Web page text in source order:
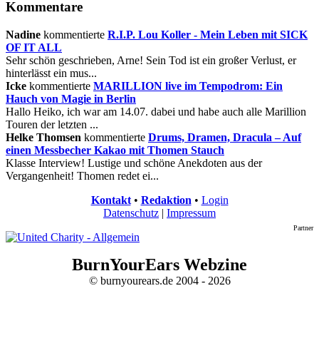
Kommentare
Nadine kommentierte R.I.P. Lou Koller - Mein Leben mit SICK
OF IT ALL
Sehr schön geschrieben, Arne! Sein Tod ist ein großer Verlust, er
hinterlässt ein mus...
Icke kommentierte MARILLION live im Tempodrom: Ein
Hauch von Magie in Berlin
Hallo Heiko, ich war am 14.07. dabei und habe auch alle Marillion
Touren der letzten ...
Helke Thomsen kommentierte Drums, Dramen, Dracula – Auf
einen Messbecher Kakao mit Thomen Stauch
Klasse Interview! Lustige und schöne Anekdoten aus der
Vergangenheit! Thomen redet ei...
Kontakt• Redaktion • Login
Datenschutz | Impressum
Partner
BurnYourEars Webzine
© burnyourears.de 2004 - 2026